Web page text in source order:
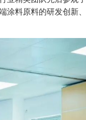
涂料原料的研发创新、